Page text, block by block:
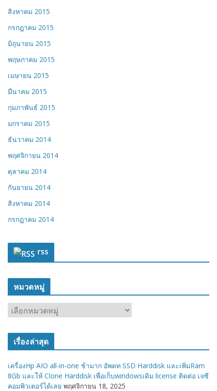
สิงหาคม 2015
กรกฎาคม 2015
มิถุนายน 2015
พฤษภาคม 2015
เมษายน 2015
มีนาคม 2015
กุมภาพันธ์ 2015
มกราคม 2015
ธันวาคม 2014
พฤศจิกายน 2014
ตุลาคม 2014
กันยายน 2014
สิงหาคม 2014
กรกฎาคม 2014
rss
หมวดหมู่
ม
ว
มู่
เรื่องล่าสุด
เครื่องHp AIO all-in-one ช้ามาก อัพดท SSD Harddisk และเพิ่มRam
8Gb และให้ Clone Harddisk เพื่อเก็บwindowsเดิม license ติดต่อ เจซี
คอมพิวเตอร์ได้เลย พฤศจิกายน 18, 2025